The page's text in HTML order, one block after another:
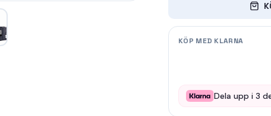
KÖP MED KLARNA
Dela upp i3